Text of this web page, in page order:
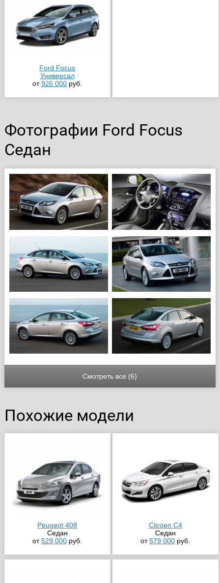
Ford Focus
Универсал
от926 000 руб.
Фотографии Ford Focus
Седан
Смотреть все (6)
Похожие модели
Peugeot 408
Седан
от529 000 руб.
Citroen C4
Седан
от579 000 руб.